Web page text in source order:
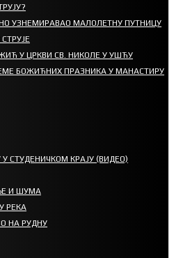
УЗНЕМИРАВАО МАЛОЛЕТНУ ПУТНИЦУ
У ЦРКВИ СВ. НИКОЛЕ У УШЋУ
БОЖИЋНИХ ПРАЗНИКА У МАНАСТИРУ
СТУДЕНИЧКОМ КРАЈУ (ВИДЕО)
И ШУМА
РЕКА
НА РУДНУ